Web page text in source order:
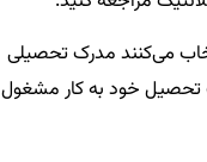
می‌کنند مدرک تحصیلی
تحصیل خود به کار مشغول